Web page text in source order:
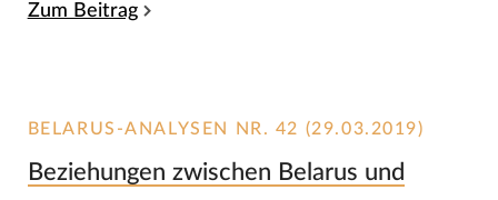
Zum Beitrag
BELARUS-ANALYSEN NR. 42 (29.03.2019)
Beziehungen zwischen Belarus und